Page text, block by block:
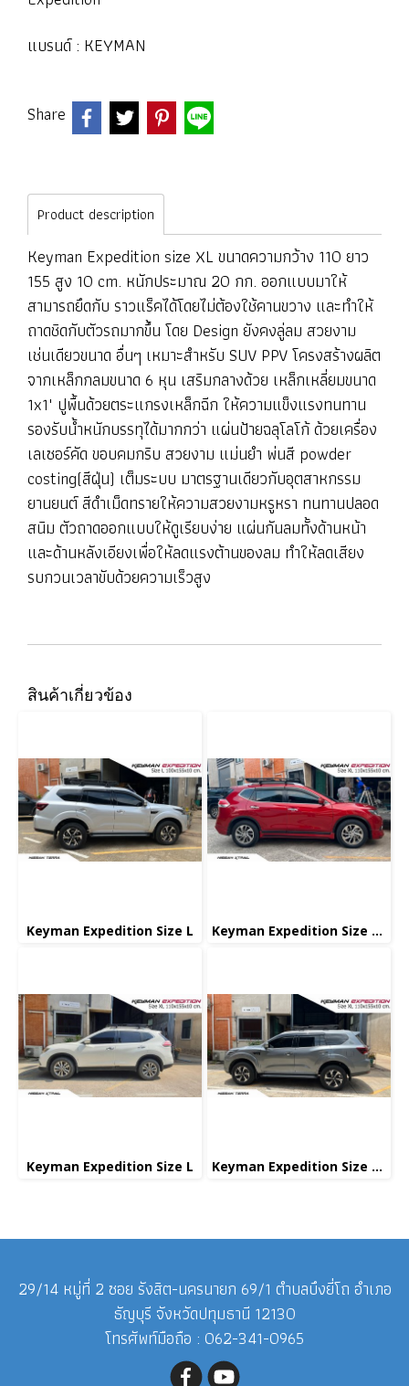
แบรนด์ : KEYMAN
Share
Product description
Keyman Expedition size XL ขนาดความกว้าง 110 ยาว
155 สูง 10 cm. หนักประมาณ 20 กก. ออกแบบมาให้
สามารถยึดกับ ราวแร็คได้โดยไม่ต้องใช้คานขวาง และทำให้
ถาดชิดกับตัวรถมากขึ้น โดย Design ยังคงลู่ลม สวยงาม
เช่นเดียวขนาด อื่นๆ เหมาะสำหรับ SUV PPV โครงสร้างผลิต
จากเหล็กกลมขนาด 6 หุน เสริมกลางด้วย เหล็กเหลี่ยมขนาด
1x1" ปูพื้นด้วยตระแกรงเหล็กฉีก ให้ความแข็งแรงทนทาน
รองรับน้ำหนักบรรทุได้มากกว่า แผ่นป้ายฉลุโลโก้ ด้วยเครื่อง
เลเซอร์คัด ขอบคมกริบ สวยงาม แม่นยำ พ่นสี powder
costing(สีฝุ่น) เต็มระบบ มาตรฐานเดียวกับอุตสาหกรรม
ยานยนต์ สีดำเม็ดทรายให้ความสวยงามหรูหรา ทนทานปลอด
สนิม ตัวถาดออกแบบให้ดูเรียบง่าย แผ่นกันลมทั้งด้านหน้า
และด้านหลังเอียงเพื่อให้ลดแรงต้านของลม ทำให้ลดเสียง
รบกวนเวลาขับด้วยความเร็วสูง
สินค้าเกี่ยวข้อง
Keyman Expedition Size L Keyman Expedition Size XL
Keyman Expedition Size L Keyman Expedition Size XL
29/14 หมู่ที่ 2 ซอย รังสิต-นครนายก 69/1 ตำบลบึงยี่โถ อำเภอ
ธัญบุรี จังหวัดปทุมธานี 12130
โทรศัพท์มือถือ : 062-341-0965